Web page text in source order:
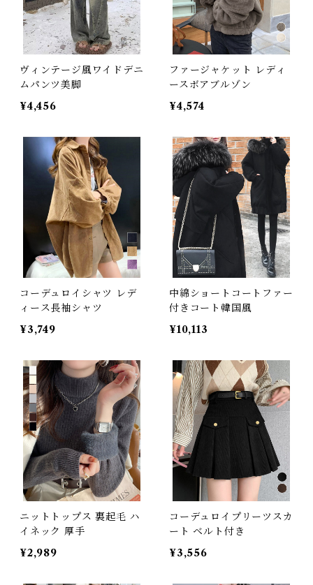
ヴィンテージ風ワイドデニ
ムパンツ美脚
¥4,456
ファージャケット レディ
ースボアブルゾン
¥4,574
コーデュロイシャツ レデ
ィース長袖シャツ
¥3,749
中綿ショートコートファー
付きコート韓国風
¥10,113
ニットトップス 裏起毛 ハ
イネック 厚手
¥2,989
コーデュロイプリーツスカ
ート ベルト付き
¥3,556